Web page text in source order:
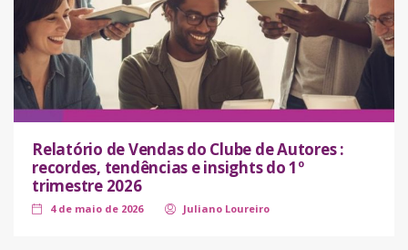
Relatório de Vendas do Clube de Autores :
recordes, tendências e insights do 1º
trimestre 2026
4 de maio de 2026 Juliano Loureiro